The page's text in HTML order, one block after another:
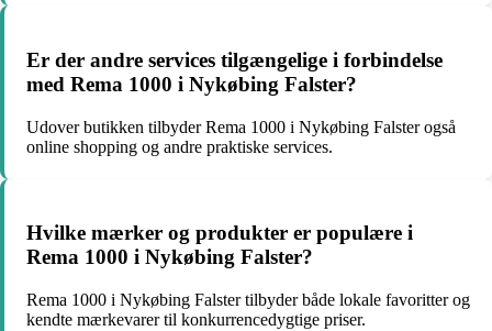
Er der andre services tilgængelige i forbindelse
med Rema 1000 i Nykøbing Falster?
Udover butikken tilbyder Rema 1000 i Nykøbing Falster også
online shopping og andre praktiske services.
Hvilke mærker og produkter er populære i
Rema 1000 i Nykøbing Falster?
Rema 1000 i Nykøbing Falster tilbyder både lokale favoritter og
kendte mærkevarer til konkurrencedygtige priser.